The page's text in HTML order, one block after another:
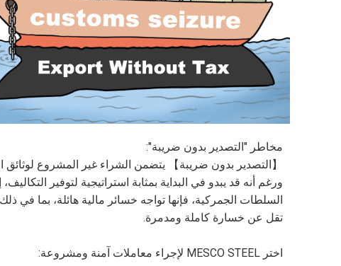
مخاطر "التصدير بدون ضريبة":
【التصدير بدون ضريبة】 يتضمن الشراء غير المشروع
ورغم أنه قد يبدو في البداية بمثابة استراتيجية لتوفير
السلطات الجمركية، فإنها تواجه خسائر مالية هائلة، بما في
تقل عن خسارة كاملة ومدمرة.
اختر MESCO STEEL لإجراء معاملات آمنة ومشروعة: